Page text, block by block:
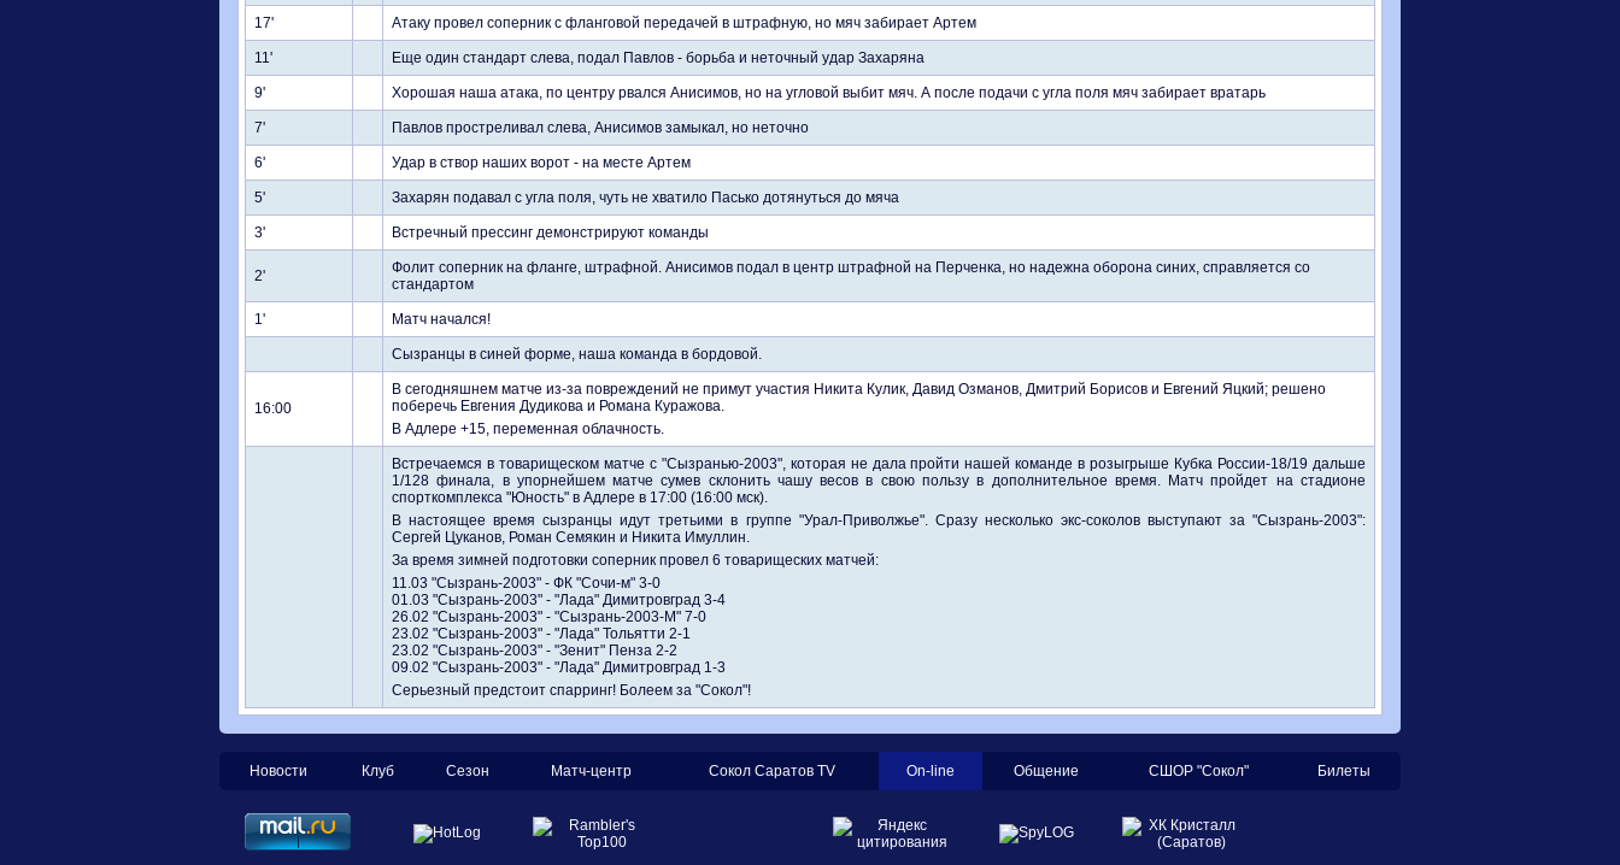
17' Атаку провел соперник с фланговой передачей в штрафную, но мяч забирает Артем
11' Еще один стандарт слева, подал Павлов - борьба и неточный удар Захаряна
9' Хорошая наша атака, по центру рвался Анисимов, но на угловой выбит мяч. А после подачи с угла поля мяч забирает вратарь
7' Павлов простреливал слева, Анисимов замыкал, но неточно
6' Удар в створ наших ворот - на месте Артем
5' Захарян подавал с угла поля, чуть не хватило Пасько дотянуться до мяча
3' Встречный прессинг демонстрируют команды
2'
Фолит соперник на фланге, штрафной. Анисимов подал в центр штрафной на Перченка, но надежна оборона синих, справляется со
стандартом
1' Матч начался!
Сызранцы в синей форме, наша команда в бордовой.
16:00
В сегодняшнем матче из-за повреждений не примут участия Никита Кулик, Давид Озманов, Дмитрий Борисов и Евгений Яцкий; решено
поберечь Евгения Дудикова и Романа Куражова.
В Адлере +15, переменная облачность.
Встречаемся в товарищеском матче с "Сызранью-2003", которая не дала пройти нашей команде в розыгрыше Кубка России-18/19 дальше
1/128 финала, в упорнейшем матче сумев склонить чашу весов в свою пользу в дополнительное время. Матч пройдет на стадионе
спорткомплекса "Юность" в Адлере в 17:00 (16:00 мск).
В настоящее время сызранцы идут третьими в группе "Урал-Приволжье". Сразу несколько экс-соколов выступают за "Сызрань-2003":
Сергей Цуканов, Роман Семякин и Никита Имуллин.
За время зимней подготовки соперник провел 6 товарищеских матчей:
11.03 "Сызрань-2003" - ФК "Сочи-м" 3-0
01.03 "Сызрань-2003" - "Лада" Димитровград 3-4
26.02 "Сызрань-2003" - "Сызрань-2003-М" 7-0
23.02 "Сызрань-2003" - "Лада" Тольятти 2-1
23.02 "Сызрань-2003" - "Зенит" Пенза 2-2
09.02 "Сызрань-2003" - "Лада" Димитровград 1-3
Серьезный предстоит спарринг! Болеем за "Сокол"!
Новости Клуб Сезон Матч-центр Сокол Саратов TV On-line Общение СШОР "Сокол" Билеты